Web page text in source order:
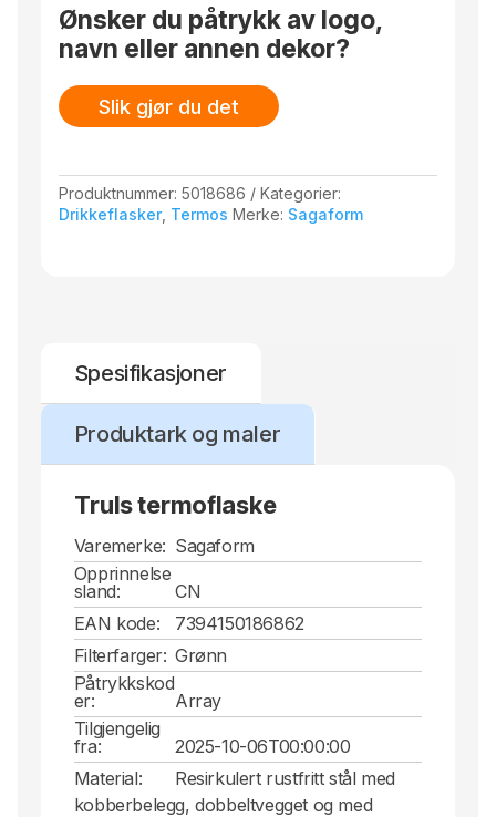
Rommer 50 cl. Design Studio Sagaform.
Leveres i klassisk Sagaform-eske.
Ønsker du påtrykk av logo,
navn eller annen dekor?
Slik gjør du det
Produktnummer:5018686
Kategorier:
Drikkeflasker, Termos Merke: Sagaform
Spesifikasjoner
Produktark og maler
Truls termoflaske
Varemerke: Sagaform
Opprinnelse
sland:
CN
EAN kode:
7394150186862
Filterfarger: Grønn
Påtrykkskod
er:
Array
Tilgjengelig
fra:
2025-10-06T00:00:00
Material:
Resirkulert rustfritt stål med
kobberbelegg, dobbeltvegget og med